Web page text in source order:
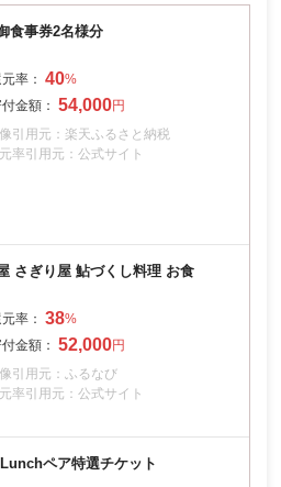
食事券2名様分
40
54,000
引用元：楽天ふるさと納税
率引用元：公式サイト
さぎり屋 鮎づくし料理 お食
38
52,000
引用元：ふるなび
率引用元：公式サイト
ペア特選チケット